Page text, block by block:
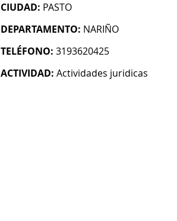
CIUDAD: PASTO
DEPARTAMENTO: NARIÑO
TELÉFONO: 3193620425
ACTIVIDAD: Actividades juridicas